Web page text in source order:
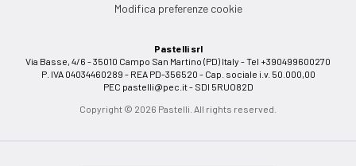
Modifica preferenze cookie
Pastelli srl
Via Basse, 4/6 - 35010 Campo San Martino (PD) Italy - Tel +390499600270
P. IVA 04034460289 - REA PD-356520 - Cap. sociale i.v. 50.000,00
PEC pastelli@pec.it- SDI 5RUO82D
Copyright © 2026 Pastelli. All rights reserved.